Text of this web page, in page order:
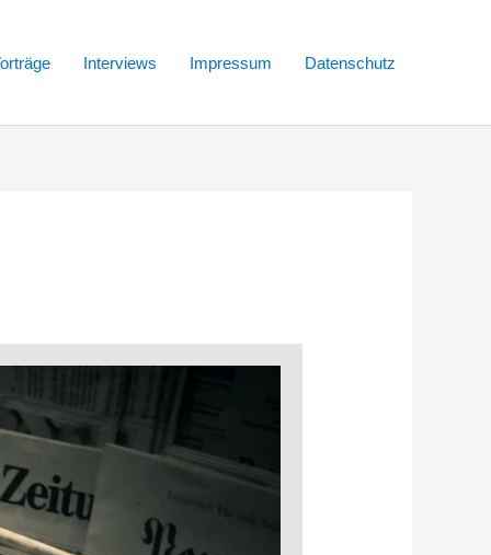
Interviews Impressum Datenschutz